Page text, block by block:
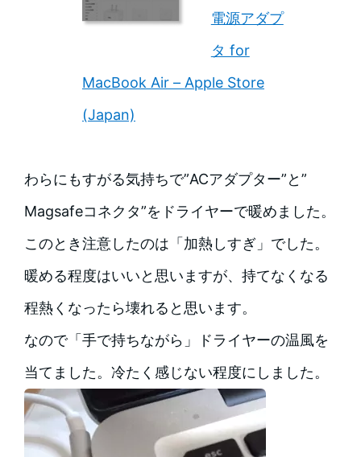
電源アダプ
タ for
MacBook Air – Apple Store
(Japan)
わらにもすがる気持ちで”ACアダプター”と”
Magsafeコネクタ”をドライヤーで暖めました。
このとき注意したのは「加熱しすぎ」でした。
暖める程度はいいと思いますが、持てなくなる
程熱くなったら壊れると思います。
なので「手で持ちながら」ドライヤーの温風を
当てました。冷たく感じない程度にしました。